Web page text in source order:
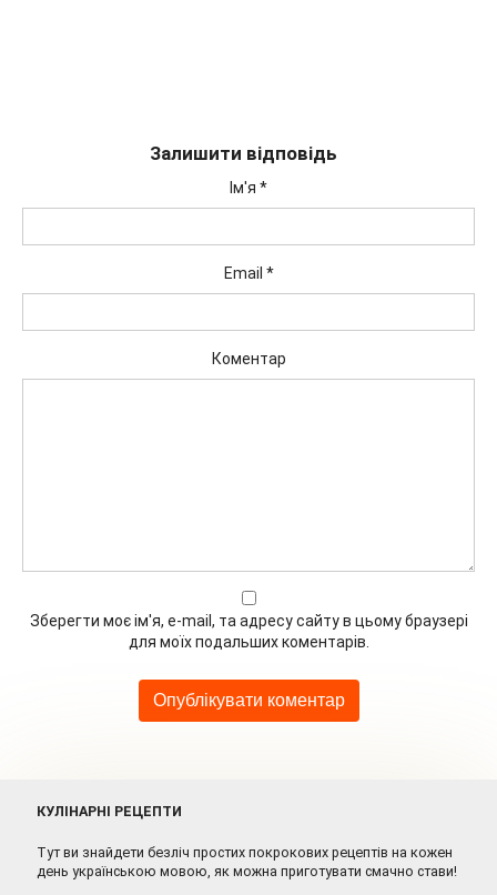
Залишити відповідь
Ім'я *
Email *
Коментар
Зберегти моє ім'я, e-mail, та адресу сайту в цьому браузері
для моїх подальших коментарів.
КУЛІНАРНІ РЕЦЕПТИ
Тут ви знайдети безліч простих покрокових рецептів на кожен
день українською мовою, як можна приготувати смачно стави!